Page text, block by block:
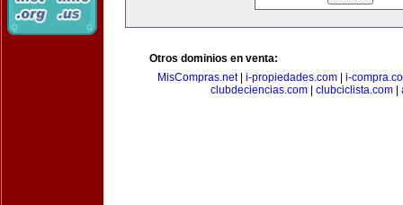
Otros dominios en venta:
MisCompras.net| i-propiedades.com| i-
clubdeciencias.com
clubciclista.com